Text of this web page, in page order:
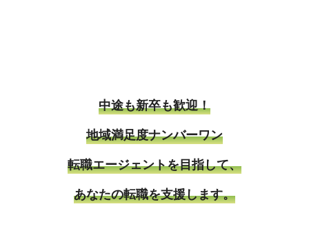
中途も新卒も歓迎！
地域満足度ナンバーワン
転職エージェントを目指して、
あなたの転職を支援します。